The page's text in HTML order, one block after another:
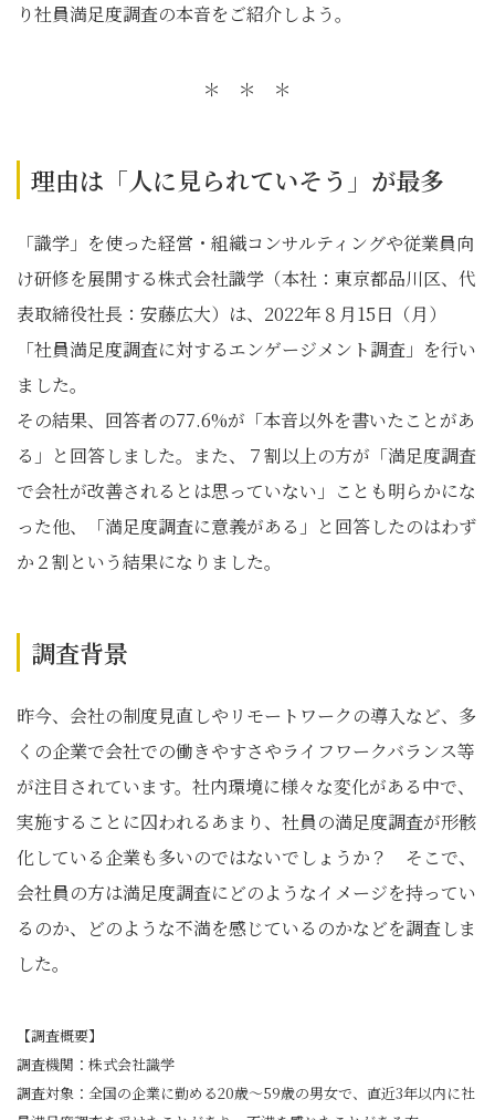
り社員満足度調査の本音をご紹介しよう。
＊ ＊ ＊
理由は「人に見られていそう」が最多
「識学」を使った経営・組織コンサルティングや従業員向
け研修を展開する株式会社識学（本社：東京都品川区、代
表取締役社長：安藤広大）は、2022年８月15日（月）
「社員満足度調査に対するエンゲージメント調査」を行い
ました。
その結果、回答者の77.6%が「本音以外を書いたことがあ
る」と回答しました。また、７割以上の方が「満足度調査
で会社が改善されるとは思っていない」ことも明らかにな
った他、「満足度調査に意義がある」と回答したのはわず
か２割という結果になりました。
調査背景
昨今、会社の制度見直しやリモートワークの導入など、多
くの企業で会社での働きやすさやライフワークバランス等
が注目されています。社内環境に様々な変化がある中で、
実施することに囚われるあまり、社員の満足度調査が形骸
化している企業も多いのではないでしょうか？ そこで、
会社員の方は満足度調査にどのようなイメージを持ってい
るのか、どのような不満を感じているのかなどを調査しま
した。
【調査概要】
調査機関：株式会社識学
調査対象：全国の企業に勤める20歳～59歳の男女で、直近3年以内に社